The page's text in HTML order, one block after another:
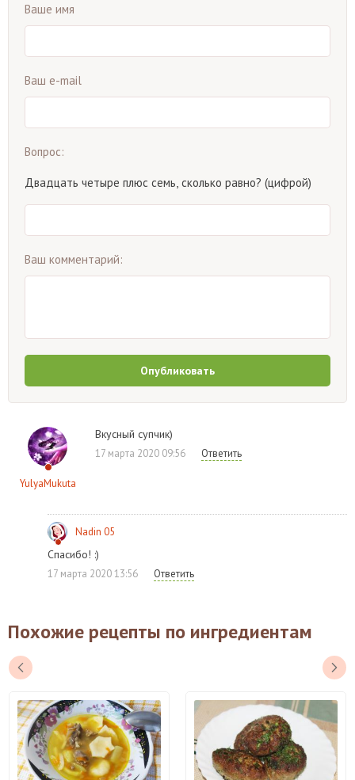
Ваше имя
Ваш e-mail
Вопрос:
Двадцать четыре плюс семь, сколько равно? (цифрой)
Ваш комментарий:
Опубликовать
YulyaMukuta
Вкусный супчик)
17 марта 2020 09:56 Ответить
Nadin 05
Спасибо! :)
17 марта 2020 13:56 Ответить
Похожие рецепты по ингредиентам